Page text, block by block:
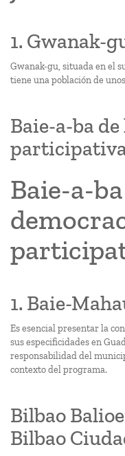
1. Gwanak-
Gwanak-gu, situada en el
tiene una población de
Baie-a-ba
Baie-a-
1. Baie-
Es esencial presentar la
sus especificidades en
responsabilidad del
contexto del programa.
Bilbao
Bilbao